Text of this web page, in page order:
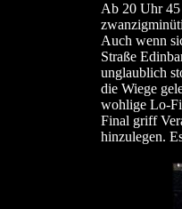
Ab 20 Uhr
Auch wenn
Straße
unglaublich
die Wiege
wohlige Lo-
Final griff
hinzulegen.